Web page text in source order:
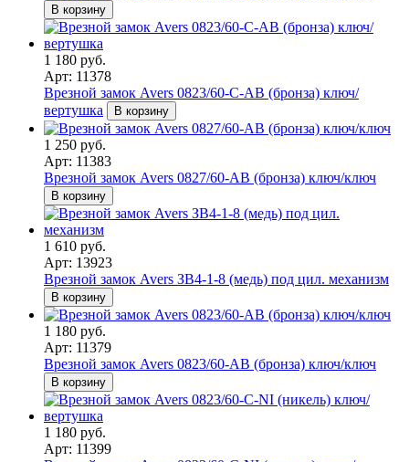
В корзину
1 180 руб.
Арт: 11378
Врезной замок Avers 0823/60-C-AB (бронза) ключ/
вертушка
В корзину
1 250 руб.
Арт: 11383
Врезной замок Avers 0827/60-AB (бронза) ключ/ключ
В корзину
1 610 руб.
Арт: 13923
Врезной замок Avers ЗВ4-1-8 (медь) под цил. механизм
В корзину
1 180 руб.
Арт: 11379
Врезной замок Avers 0823/60-AB (бронза) ключ/ключ
В корзину
1 180 руб.
Арт: 11399